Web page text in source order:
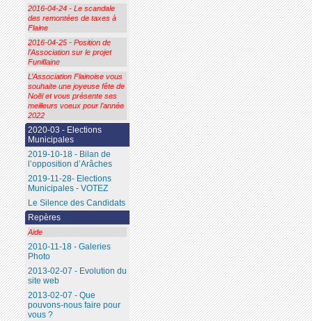
2016-04-24 - Le scandale
des remontées de taxes à
Flaine
2016-04-25 - Position de
l’Association sur le projet
Funiflaine
L’Association Flainoise vous
souhaite une joyeuse fête de
Noël et vous présente ses
meilleurs voeux pour l’année
2022
2020-03 - Elections
Municipales
2019-10-18 - Bilan de
l’opposition d’Arâches
2019-11-28- Elections
Municipales - VOTEZ
Le Silence des Candidats
Repères
Aide
2010-11-18 - Galeries
Photo
2013-02-07 - Evolution du
site web
2013-02-07 - Que
pouvons-nous faire pour
vous ?